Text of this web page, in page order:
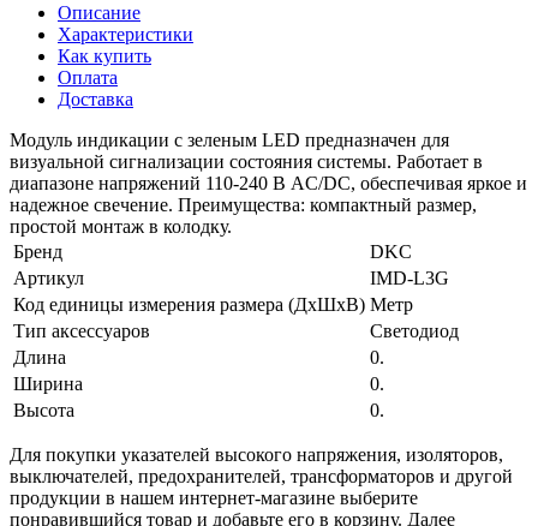
Описание
Характеристики
Как купить
Оплата
Доставка
Модуль индикации с зеленым LED предназначен для
визуальной сигнализации состояния системы. Работает в
диапазоне напряжений 110-240 В AC/DC, обеспечивая яркое и
надежное свечение. Преимущества: компактный размер,
простой монтаж в колодку.
Бренд
DKC
Артикул
IMD-L3G
Код единицы измерения размера (ДхШхВ) Метр
Тип аксессуаров
Светодиод
Длина
0.
Ширина
0.
Высота
0.
Для покупки указателей высокого напряжения, изоляторов,
выключателей, предохранителей, трансформаторов и другой
продукции в нашем интернет-магазине выберите
понравившийся товар и добавьте его в корзину. Далее